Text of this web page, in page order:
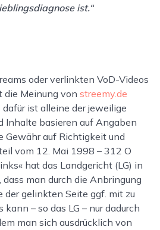
ist.“
oder verlinkten VoD-Videos
Meinung von streemy.de
ist alleine der jeweilige
Inhalte basieren auf Angaben
Gewähr auf Richtigkeit und
vom 12. Mai 1998 – 312 O
hat das Landgericht (LG) in
man durch die Anbringung
der gelinkten Seite ggf. mit zu
– so das LG – nur dadurch
man sich ausdrücklich von